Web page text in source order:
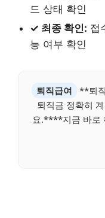
드 상태 확인
✓ 최종 확인: 접
능 여부 확인
퇴직급여
**퇴
퇴직금 정확히
요.****지금 바로